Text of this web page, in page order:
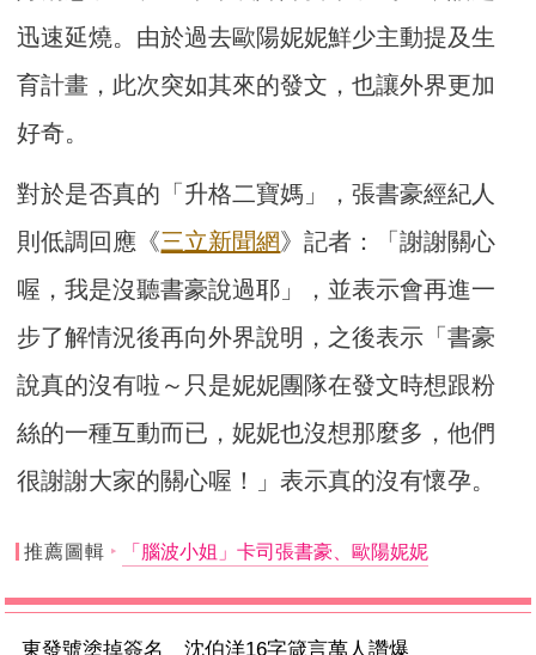
迅速延燒。由於過去歐陽妮妮鮮少主動提及生
育計畫，此次突如其來的發文，也讓外界更加
好奇。
對於是否真的「升格二寶媽」，張書豪經紀人
則低調回應《三立新聞網》記者：「謝謝關心
喔，我是沒聽書豪說過耶」，並表示會再進一
步了解情況後再向外界說明，之後表示「書豪
說真的沒有啦～只是妮妮團隊在發文時想跟粉
絲的一種互動而已，妮妮也沒想那麼多，他們
很謝謝大家的關心喔！」表示真的沒有懷孕。
推薦圖輯 「腦波小姐」卡司張書豪、歐陽妮妮
東發號塗掉簽名 沈伯洋16字箴言萬人讚爆